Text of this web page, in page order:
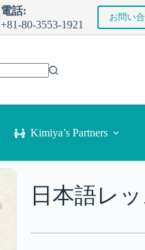
電話:
+81-80-3553-1921
お問い
Kimiya’s Partners
日本語レ